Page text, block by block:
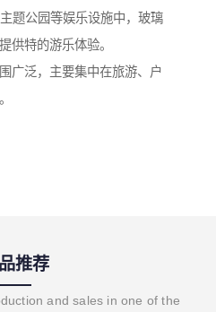
题公园等娱乐设施中，玻璃
供特的游乐体验。
广泛，主要集中在旅游、户
推荐
and sales in one of the